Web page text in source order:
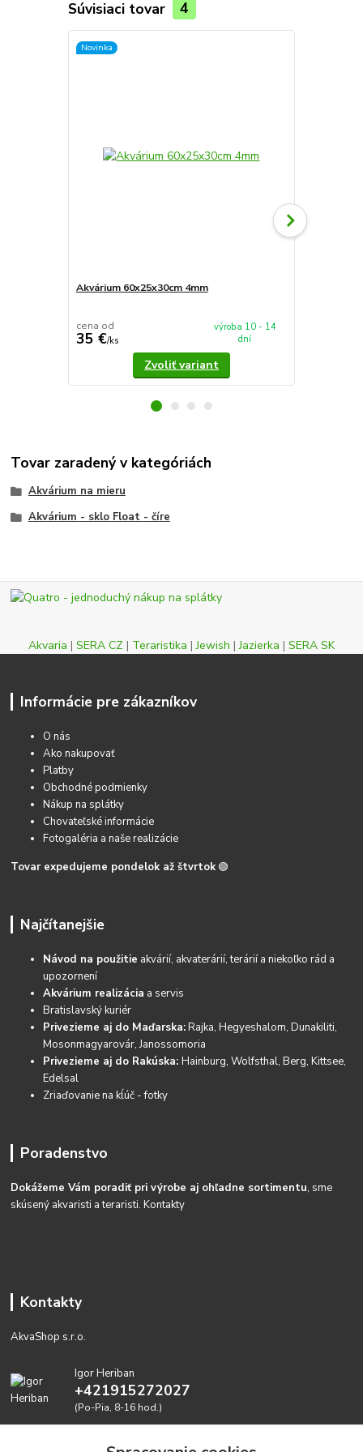
Súvisiaci tovar 4
Novinka
Akvárium 60x25x30cm 4mm
cena od
35 €/ks
výroba 10 - 14
dní
Zvoliť variant
Tovar zaradený v kategóriách
Akvárium na mieru
Akvárium - sklo Float - číre
Akvaria | SERA CZ | Teraristika |Jewish |Jazierka | SERA SK
Informácie pre zákazníkov
O nás
Ako nakupovať
Platby
Obchodné podmienky
Nákup na splátky
Chovateľské informácie
Fotogaléria a naše realizácie
Tovar expedujeme pondelok až štvrtok 🟢
Najčítanejšie
Návod na použitie akvárií, akvaterárií, terárií a niekoľko rád a
upozornení
Akvárium realizácia a servis
Bratislavský kuriér
Privezieme aj do Maďarska:Rajka, Hegyeshalom, Dunakiliti,
Mosonmagyarovár, Janossomoria
Privezieme aj do Rakúska:Hainburg, Wolfsthal, Berg, Kittsee,
Edelsal
Zriaďovanie na kĺúč - fotky
Poradenstvo
Dokážeme Vám poradiť pri výrobe aj ohľadne sortimentu, sme
skúsený akvaristi a teraristi.Kontakty
Kontakty
AkvaShop s.r.o.
Igor Heriban
+421915272027
(Po-Pia, 8-16 hod.)